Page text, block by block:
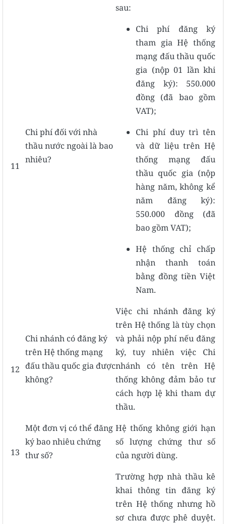
11
Chi phí đối với nhà
thầu nước ngoài là bao
nhiêu?
sau:
Chi phí đăng ký
tham gia Hệ thống
mạng đấu thầu quốc
gia (nộp 01 lần khi
đăng ký): 550.000
đồng (đã bao gồm
VAT);
Chi phí duy trì tên
và dữ liệu trên Hệ
thống mạng đấu
thầu quốc gia (nộp
hàng năm, không kể
năm đăng ký):
550.000 đồng (đã
bao gồm VAT);
Hệ thống chỉ chấp
nhận thanh toán
bằng đồng tiền Việt
Nam.
12
Chi nhánh có đăng ký
trên Hệ thống mạng
đấu thầu quốc gia được
không?
Việc chi nhánh đăng ký
trên Hệ thống là tùy chọn
và phải nộp phí nếu đăng
ký, tuy nhiên việc Chi
nhánh có tên trên Hệ
thống không đảm bảo tư
cách hợp lệ khi tham dự
thầu.
13
Một đơn vị có thể đăng
ký bao nhiêu chứng
thư số?
Hệ thống không giới hạn
số lượng chứng thư số
của người dùng.
Trường hợp nhà thầu kê
khai thông tin đăng ký
trên Hệ thống nhưng hồ
sơ chưa được phê duyệt.